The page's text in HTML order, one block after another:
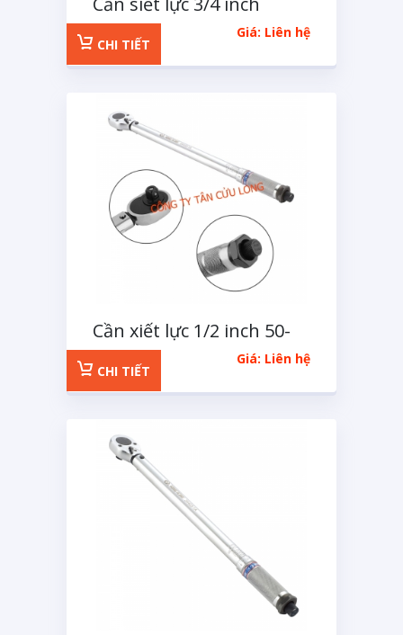
Kingtony 200-1000Nm
Giá: Liên hệ
CHI TIẾT
Cần xiết lực 1/2 inch 50-
350Nm KingTonyGiá: Liên hệ
CHI TIẾT